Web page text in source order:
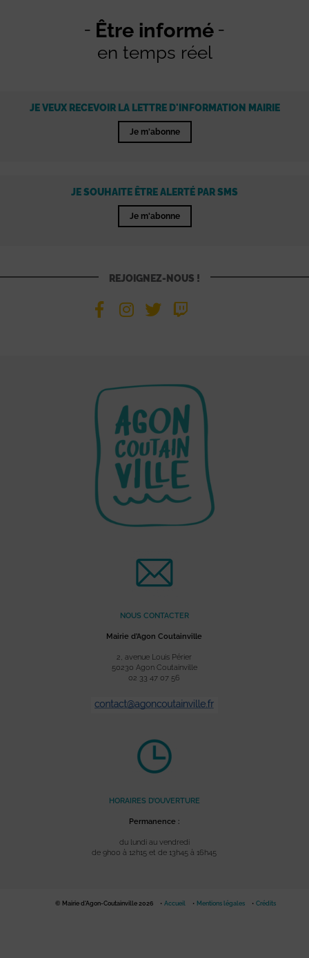
Être informé
en temps réel
JE VEUX RECEVOIR LA LETTRE D'INFORMATION MAIRIE
Je m'abonne
JE SOUHAITE ÊTRE ALERTÉ PAR SMS
Je m'abonne
REJOIGNEZ-NOUS !
NOUS CONTACTER
Mairie d’Agon Coutainville
2, avenue Louis Périer
50230 Agon Coutainville
02 33 47 07 56
HORAIRES D’OUVERTURE
Permanence :
du lundi au vendredi
de 9h00 à 12h15 et de 13h45 à 16h45
© Mairie d'Agon-Coutainville 2026 Accueil Mentions légales Crédits